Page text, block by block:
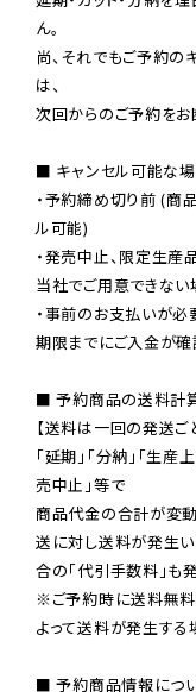
ん。
尚、それでもご予約の
は、
次回からのご予約をお
■ キャンセル可能な場
・予約締め切り前 (商
ル可能)
・発売中止、限定生
当社でご用意できない
・事前のお支払いが必
期限までにご入金が確
■ 予約商品の送料計
【送料は一回の発送ご
「延期」「分納」「生
売中止」等で
商品代金の合計が変
送に対し送料が発生い
※ご予約時に送料無料
よって送料が発生する
■ 予約商品情報につ